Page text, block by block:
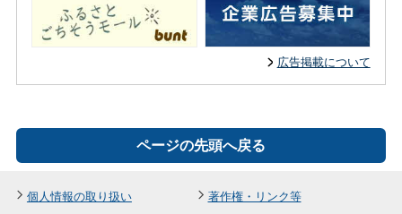
広告掲載について
ページの先頭へ戻る
個人情報の取り扱い
著作権・リンク等